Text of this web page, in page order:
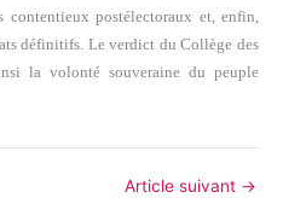
postélectoraux et, enfin,
définitifs. Le verdict du Collège des
la volonté souveraine du peuple
Article suivant →